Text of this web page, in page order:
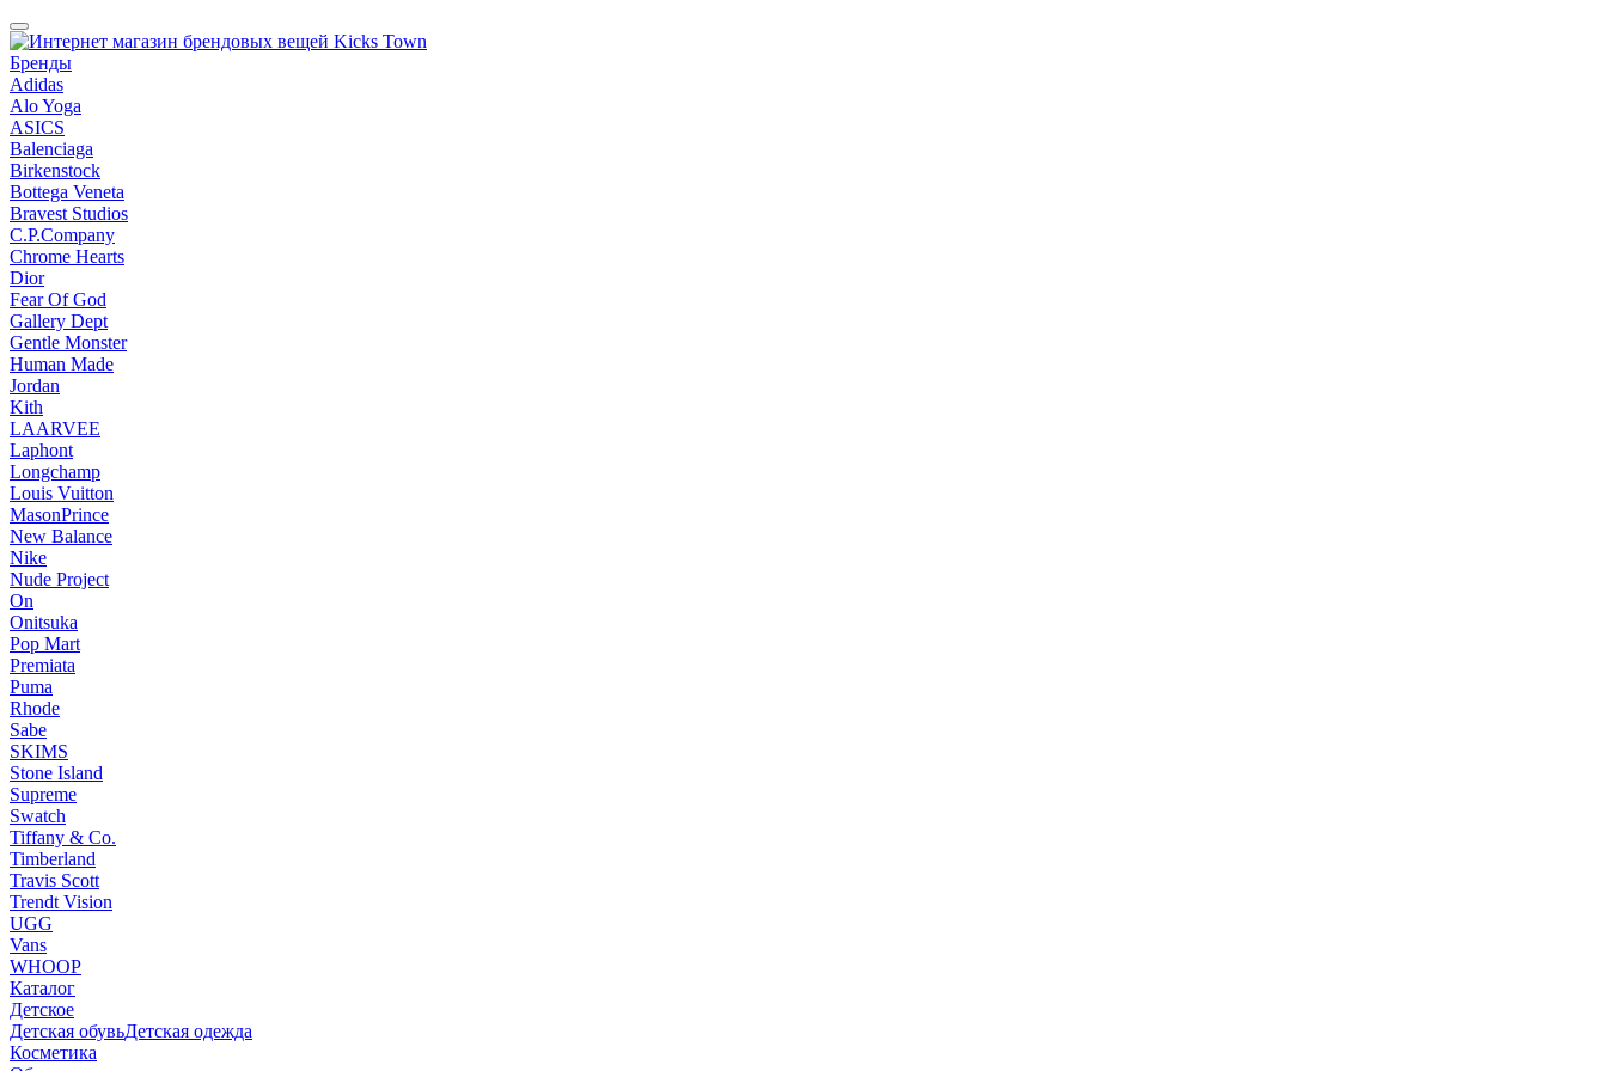
Бренды
Adidas
Alo Yoga
ASICS
Balenciaga
Birkenstock
Bottega Veneta
Bravest Studios
C.P.Company
Chrome Hearts
Dior
Fear Of God
Gallery Dept
Gentle Monster
Human Made
Jordan
Kith
LAARVEE
Laphont
Longchamp
Louis Vuitton
MasonPrince
New Balance
Nike
Nude Project
On
Onitsuka
Pop Mart
Premiata
Puma
Rhode
Sabe
SKIMS
Stone Island
Supreme
Swatch
Tiffany & Co.
Timberland
Travis Scott
Trendt Vision
UGG
Vans
WHOOP
Каталог
Детское
Детская обувьДетская одежда
Косметика